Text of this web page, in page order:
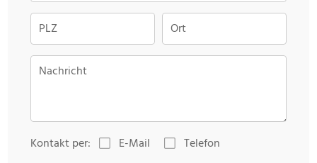
PLZ Ort
Nachricht
Kontakt per: E-Mail Telefon